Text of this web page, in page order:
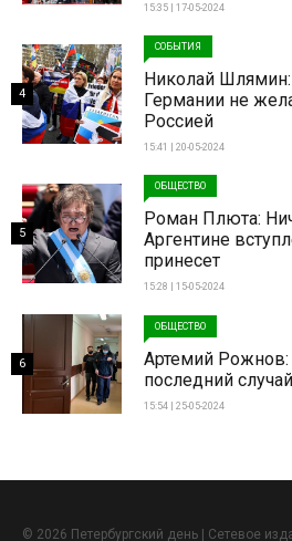
15:35 | 17-05-2024
СОБЫТИЯ
Николай
Германии не
Россией
15:41 | 20-05-2024
4
ОБЩЕСТВО
Роман Плюта:
Аргентине
принесет
15:28 | 15-05-2024
5
ОБЩЕСТВО
Артемий
последний
15:54 | 25-05-2024
6
© 2026 Петербургский день | Сетевое